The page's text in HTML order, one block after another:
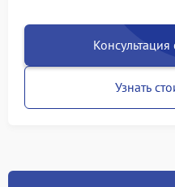
Узнать